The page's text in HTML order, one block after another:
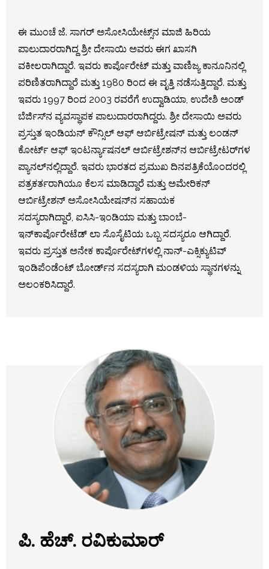
ಈ ಮುಂಚೆ ಜೆ. ಸಾಗರ್ ಅಸೋಸಿಯೇಟ್ಸ್‌ನ ಮಾಜಿ ಹಿರಿಯ
ಪಾಲುದಾರರಾಗಿದ್ದ ಶ್ರೀ ದೇಸಾಯಿ ಅವರು ಈಗ ಖಾಸಗಿ
ವಕೀಲರಾಗಿದ್ದಾರೆ. ಇವರು ಕಾರ್ಪೊರೇಟ್ ಮತ್ತು ವಾಣಿಜ್ಯ ಕಾನೂನಿನಲ್ಲಿ
ಪರಿಣಿತರಾಗಿದ್ದಾರೆ ಮತ್ತು 1980 ರಿಂದ ಈ ವೃತ್ತಿ ನಡೆಸುತ್ತಿದ್ದಾರೆ. ಮತ್ತು
ಇವರು 1997 ರಿಂದ 2003 ರವರೆಗೆ ಉದ್ವಾಡಿಯಾ, ಉದೇಶಿ ಅಂಡ್
ಬೆರ್ಜಿಸ್‌ನ ವ್ಯವಸ್ಥಾಪಕ ಪಾಲುದಾರರಾಗಿದ್ದರು. ಶ್ರೀ ದೇಸಾಯಿ ಅವರು
ಪ್ರಸ್ತುತ ಇಂಡಿಯನ್ ಕೌನ್ಸಿಲ್ ಆಫ್ ಆರ್ಬಿಟ್ರೇಷನ್ ಮತ್ತು ಲಂಡನ್
ಕೋರ್ಟ್ ಆಫ್ ಇಂಟರ್ನ್ಯಾಷನಲ್ ಆರ್ಬಿಟ್ರೇಶನ್‌ನ ಆರ್ಬಿಟ್ರೇಟರ್‌ಗಳ
ಪ್ಯಾನಲ್‌ನಲ್ಲಿದ್ದಾರೆ. ಇವರು ಭಾರತದ ಪ್ರಮುಖ ದಿನಪತ್ರಿಕೆಯೊಂದರಲ್ಲಿ
ಪತ್ರಕರ್ತರಾಗಿಯೂ ಕೆಲಸ ಮಾಡಿದ್ದಾರೆ ಮತ್ತು ಅಮೇರಿಕನ್
ಆರ್ಬಿಟ್ರೇಶನ್ ಅಸೋಸಿಯೇಷನ್‌ನ ಸಹಾಯಕ
ಸದಸ್ಯರಾಗಿದ್ದಾರೆ, ಐಸಿಸಿ-ಇಂಡಿಯಾ ಮತ್ತು ಬಾಂಬೆ-
ಇನ್‌ಕಾರ್ಪೊರೇಟೆಡ್ ಲಾ ಸೊಸೈಟಿಯ ಒಬ್ಬ ಸದಸ್ಯರೂ ಆಗಿದ್ದಾರೆ.
ಇವರು ಪ್ರಸ್ತುತ ಅನೇಕ ಕಾರ್ಪೊರೇಟ್‌ಗಳಲ್ಲಿ ನಾನ್-ಎಕ್ಸಿಕ್ಯುಟಿವ್
ಇಂಡಿಪೆಂಡೆಂಟ್ ಬೋರ್ಡ್‌ನ ಸದಸ್ಯರಾಗಿ ಮಂಡಳಿಯ ಸ್ಥಾನಗಳನ್ನು
ಅಲಂಕರಿಸಿದ್ದಾರೆ.
ಪಿ. ಹೆಚ್. ರವಿಕುಮಾರ್